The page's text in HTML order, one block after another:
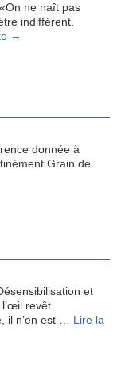
ne naît pas
indifférent.
→
donnée à
Grain de
et
revêt
il n’en est … Lire la